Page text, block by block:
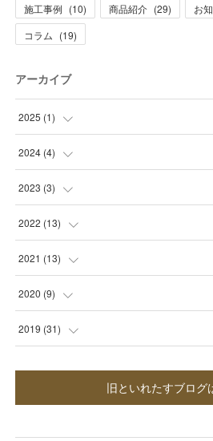
施工事例 (10) 商品紹介 (29) お
コラム (19)
アーカイブ
2025 (1)
( )
2024(4)
( )
(1
(1
(
2023 (3)
(2
(1
2022 (13)
(1
( )
(2
2021 (13)
( )
(3
2020 (9)
(1
2019 (31)
旧といれたすブログ